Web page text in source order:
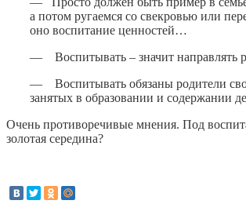
а потом ругаемся со свекровью или
оно воспитание ценностей…
— Воспитывать – значит направлять
— Воспитывать обязаны родители
занятых в образовании и содержании
Очень противоречивые мнения. Под
золотая середина?